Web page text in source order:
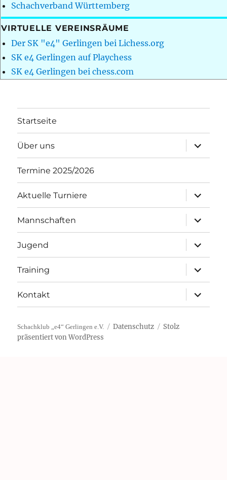
Schachverband Württemberg
VIRTUELLE VEREINSRÄUME
Der SK "e4" Gerlingen bei Lichess.org
SK e4 Gerlingen auf Playchess
SK e4 Gerlingen bei chess.com
Startseite
Über uns
öffnen
Termine 2025/2026
Aktuelle Turniere
öffnen
Mannschaften
öffnen
Jugend
öffnen
Training
öffnen
Kontakt
öffnen
Schachklub „e4“ Gerlingen e.V. Datenschutz
Stolz
präsentiert von WordPress